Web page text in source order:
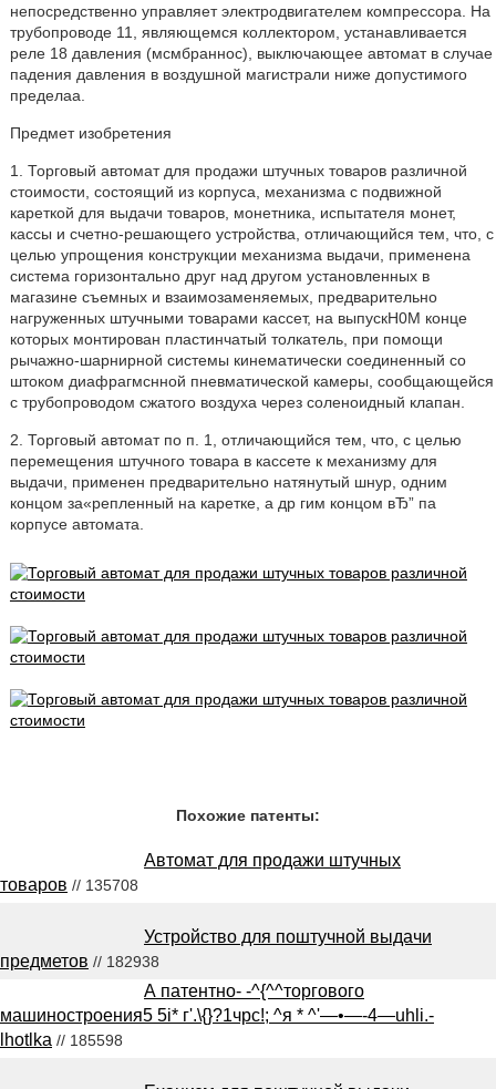
непосредственно управляет электродвигателем компрессора. На
трубопроводе 11, являющемся коллектором, устанавливается
реле 18 давления (мсмбраннос), выключающее автомат в случае
падения давления в воздушной магистрали ниже допустимого
пределаа.
Предмет изобретения
1. Торговый автомат для продажи штучных товаров различной
стоимости, состоящий из корпуса, механизма с подвижной
кареткой для выдачи товаров, монетника, испытателя монет,
кассы и счетно-решающего устройства, отличающийся тем, что, с
целью упрощения конструкции механизма выдачи, применена
система горизонтально друг над другом установленных в
магазине съемных и взаимозаменяемых, предварительно
нагруженных штучными товарами кассет, на выпускН0М конце
которых монтирован пластинчатый толкатель, при помощи
рычажно-шарнирной системы кинематически соединенный со
штоком диафрагмснной пневматической камеры, сообщающейся
с трубопроводом сжатого воздуха через соленоидный клапан.
2. Торговый автомат по п. 1, отличающийся тем, что, с целью
перемещения штучного товара в кассете к механизму для
выдачи, применен предварительно натянутый шнур, одним
концом за«репленный на каретке, а др гим концом вЂ” па
корпусе автомата.
Похожие патенты:
Автомат для продажи штучных
товаров // 135708
Устройство для поштучной выдачи
предметов // 182938
А патентно- -^{^^торгового
машиностроения5 5i* г'.\{}?1чрс!; ^я * ^'—•—-4—uhli.-
lhotlka // 185598